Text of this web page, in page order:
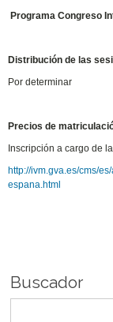
Programa Congreso
Distribución de las
Por determinar
Precios de
Inscripción a cargo de
http://ivm.gva.es/cms/
espana.html
Buscador